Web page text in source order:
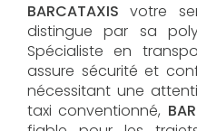
BARCATAXIS votre
distingue par sa
Spécialiste en
assure sécurité et
nécessitant une
taxi conventionné,